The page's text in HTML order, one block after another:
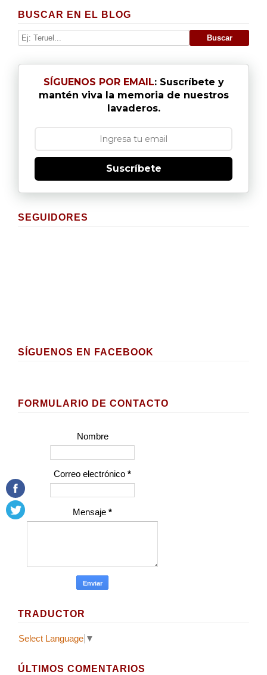
BUSCAR EN EL BLOG
SÍGUENOS POR EMAIL: Suscríbete y
mantén viva la memoria de nuestros
lavaderos.
Suscríbete
SEGUIDORES
SÍGUENOS EN FACEBOOK
FORMULARIO DE CONTACTO
Nombre
Correo electrónico *
Mensaje *
TRADUCTOR
Select Language ▼
ÚLTIMOS COMENTARIOS